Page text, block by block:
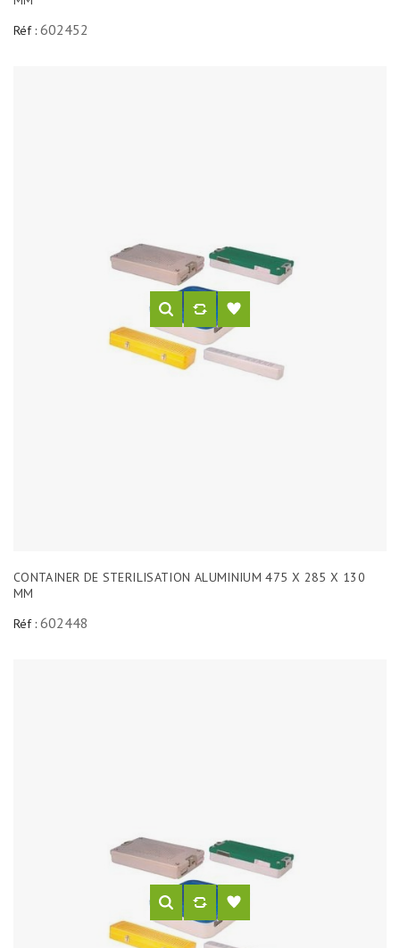
Réf : 602452
CONTAINER DE STERILISATION ALUMINIUM 475 X 285 X 130
MM
Réf : 602448